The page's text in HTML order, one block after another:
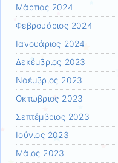
Μάρτιος 2024
Φεβρουάριος 2024
Ιανουάριος 2024
Δεκέμβριος 2023
Νοέμβριος 2023
Οκτώβριος 2023
Σεπτέμβριος 2023
Ιούνιος 2023
Μάιος 2023